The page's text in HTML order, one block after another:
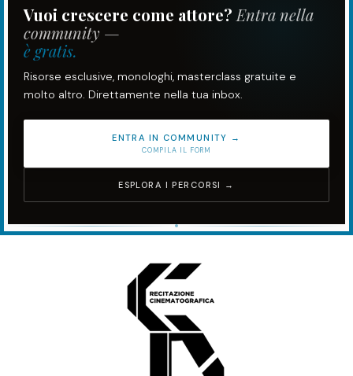
Vuoi crescere come attore? Entra nella
community —
è gratis.
Risorse esclusive, monologhi, masterclass gratuite e
molto altro. Direttamente nella tua inbox.
ENTRA IN COMMUNITY →
COMPILA IL FORM
ESPLORA I PERCORSI →